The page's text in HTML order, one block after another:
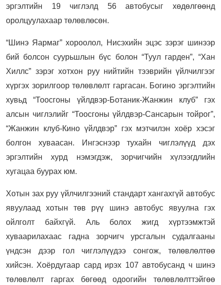
эргэлтийн 19 чиглэлд 56 автобусыг хөдөлгөөнд
оролцуулахаар төлөвлөсөн.
“Шинэ Яармаг” хороолол, Нисэхийн эцэс зэрэг шинээр
бий болсон суурьшлын бүс болон “Туул гарден”, “Хан
Хиллс” зэрэг хотхон руу нийтийн тээврийн үйлчилгээг
хүргэх зорилгоор төлөвлөлт гаргасан. Богино эргэлтийн
хувьд “Тоосгоны үйлдвэр-Ботаник-Жанжин клуб” гэх
алсын чиглэлийг “Тоосгоны үйлдвэр-Сансарын тойрог”,
“Жанжин клуб-Кино үйлдвэр” гэх мэтчилэн хоёр хэсэг
болгон хуваасан. Ингэснээр тухайн чиглэлүүд дэх
эргэлтийн хурд нэмэгдэж, зорчигчийн хүлээгдлийн
хугацаа буурах юм.
Хотын зах руу үйлчилгээний стандарт хангахгүй автобус
явуулаад хотын төв рүү шинэ автобус явуулна гэх
ойлголт байхгүй. Аль болох жигд хүртээмжтэй
хуваарилахаас гадна зорчигч урсгалын судалгааны
үндсэн дээр гол чиглэлүүдээ сонгож, төлөвлөлтөө
хийсэн. Хоёрдугаар сард ирэх 107 автобусанд ч шинэ
төлөвлөлт гаргах бөгөөд одоогийн төлөвлөлттэйгөө